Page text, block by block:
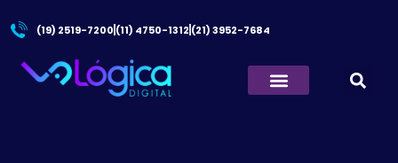
(19) 2519-7200 (11) 4750-1312 (21) 3952-7684